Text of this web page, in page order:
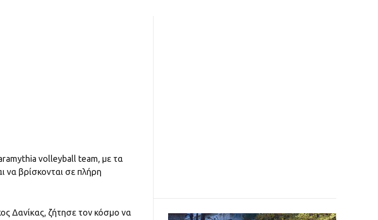
volleyball team, με τα
να βρίσκονται σε πλήρη
Δανίκας, ζήτησε τον κόσμο να